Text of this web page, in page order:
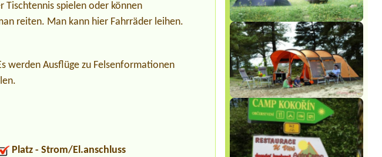
Tischtennis spielen oder können
reiten. Man kann hier Fahrräder leihen.
werden Ausflüge zu Felsenformationen
Platz - Strom/El.anschluss